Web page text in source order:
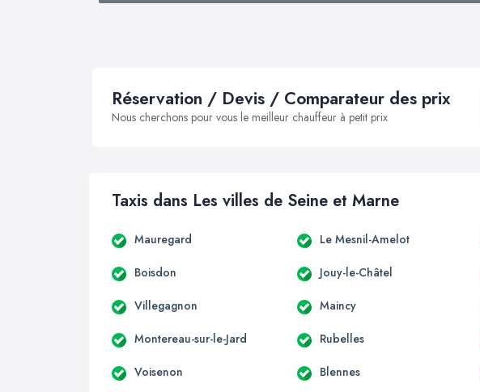
Réservation / Devis / Comparateur des prix
Nous cherchons pour vous le meilleur chauffeur à petit prix
Taxis dans Les villes de Seine et Marne
Mauregard Le Mesnil-Amelot
Boisdon Jouy-le-Châtel
Villegagnon Maincy
Montereau-sur-le-Jard Rubelles
Voisenon Blennes